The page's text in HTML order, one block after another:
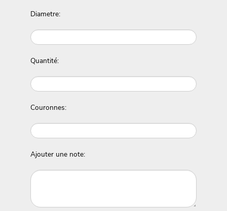
Diametre:
Quantité:
Couronnes:
Ajouter une note: